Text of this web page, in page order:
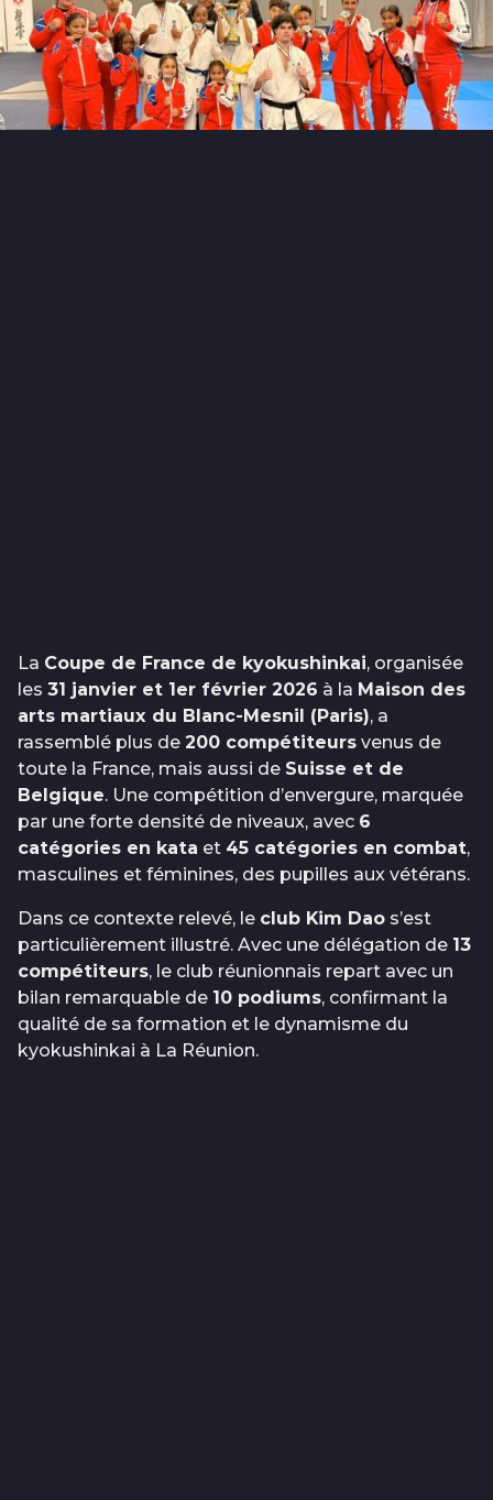
La Coupe de France de kyokushinkai, organisée
les 31 janvier et 1er février 2026 à la Maison des
arts martiaux du Blanc-Mesnil (Paris), a
rassemblé plus de 200 compétiteurs venus de
toute la France, mais aussi de Suisse et de
Belgique. Une compétition d’envergure, marquée
par une forte densité de niveaux, avec 6
catégories en kata et 45 catégories en combat,
masculines et féminines, des pupilles aux vétérans.
Dans ce contexte relevé, le club Kim Dao s’est
particulièrement illustré. Avec une délégation de 13
compétiteurs, le club réunionnais repart avec un
bilan remarquable de 10 podiums, confirmant la
qualité de sa formation et le dynamisme du
kyokushinkai à La Réunion.